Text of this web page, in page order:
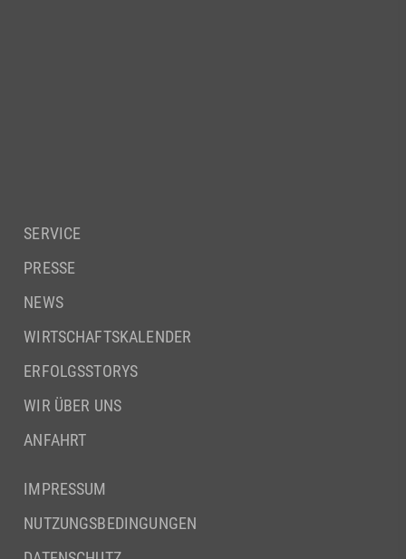
SERVICE
PRESSE
NEWS
WIRTSCHAFTSKALENDER
ERFOLGSSTORYS
WIR ÜBER UNS
ANFAHRT
IMPRESSUM
NUTZUNGSBEDINGUNGEN